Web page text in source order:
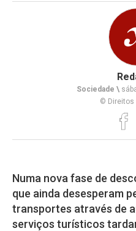
Sociedade \
© Direitos
Numa nova fase de
que ainda desesperam
transportes através de
serviços turísticos